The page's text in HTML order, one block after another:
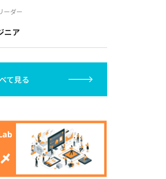
ーダー
ニア
て見る